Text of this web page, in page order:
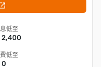
低至
2,400
低至
0